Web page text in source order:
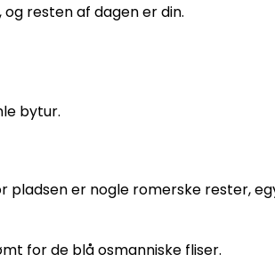
resten af dagen er din.
bytur.
pladsen er nogle romerske rester,
for de blå osmanniske fliser.